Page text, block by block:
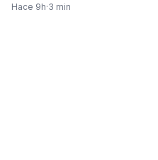
Hace 9h·3 min